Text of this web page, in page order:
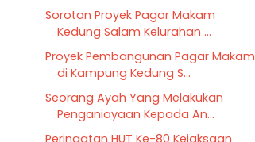
Sorotan Proyek Pagar Makam
Kedung Salam Kelurahan ...
Proyek Pembangunan Pagar Makam
di Kampung Kedung S...
Seorang Ayah Yang Melakukan
Penganiayaan Kepada An...